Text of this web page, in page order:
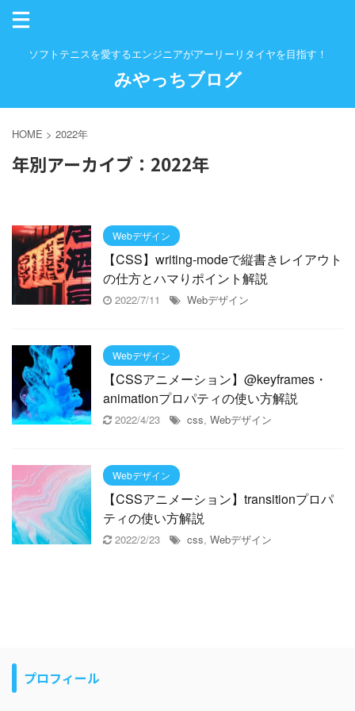
ソフトテニスを愛するエンジニアがアーリーリタイヤを目指す！
みやっちブログ
HOME > 2022年
年別アーカイブ：2022年
Webデザイン
【CSS】writing-modeで縦書きレイアウト
の仕方とハマりポイント解説
2022/7/11 Webデザイン
Webデザイン
【CSSアニメーション】@keyframes・
animationプロパティの使い方解説
2022/4/23 css, Webデザイン
Webデザイン
【CSSアニメーション】transitionプロパ
ティの使い方解説
2022/2/23 css, Webデザイン
プロフィール